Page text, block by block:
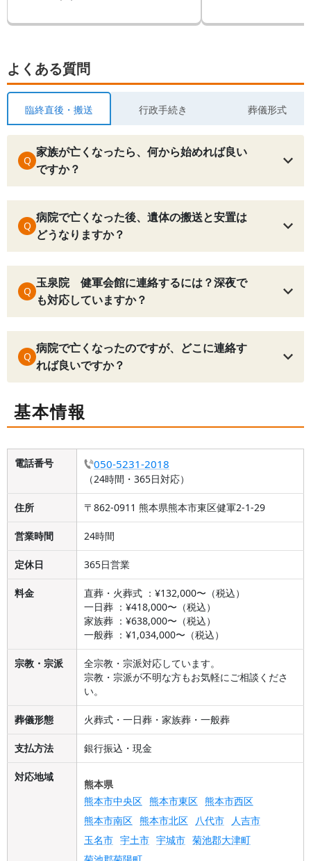
よくある質問
臨終直後・搬送 行政手続き 葬儀形式
Q
家族が亡くなったら、何から始めれば良い
ですか？
Q
病院で亡くなった後、遺体の搬送と安置は
どうなりますか？
Q
玉泉院 健軍会館に連絡するには？深夜で
も対応していますか？
Q
病院で亡くなったのですが、どこに連絡す
れば良いですか？
基本情報
電話番号 050-5231-2018
（24時間・365日対応）
住所 〒862-0911 熊本県熊本市東区健軍2-1-29
営業時間 24時間
定休日 365日営業
料金
直葬・火葬式 ：¥132,000〜（税込）
一日葬 ：¥418,000〜（税込）
家族葬 ：¥638,000〜（税込）
一般葬 ：¥1,034,000〜（税込）
宗教・宗派
全宗教・宗派対応しています。
宗教・宗派が不明な方もお気軽にご相談くださ
い。
葬儀形態 火葬式・一日葬・家族葬・一般葬
支払方法 銀行振込・現金
対応地域
熊本県
熊本市中央区 熊本市東区 熊本市西区
熊本市南区 熊本市北区 八代市
人吉市
玉名市 宇土市 宇城市 菊池郡大津町